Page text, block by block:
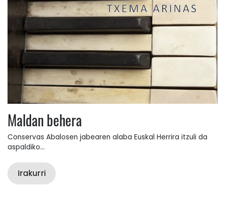
Maldan behera
Conservas Abalosen jabearen alaba Euskal Herrira itzuli da
aspaldiko...
Irakurri